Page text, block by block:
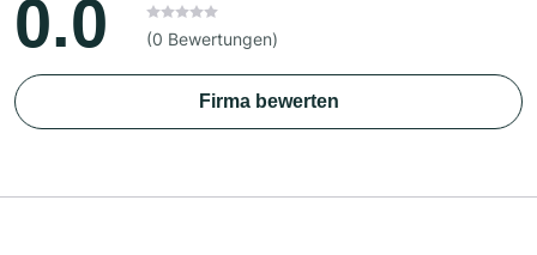
0.0 (0 Bewertungen)
Firma bewerten